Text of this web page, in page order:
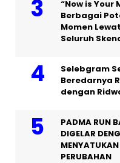
“Now is Your
Berbagai
Momen
Seluruh
Selebgram
Beredarnya
dengan
PADMA RUN
DIGELAR
PERUBAHAN